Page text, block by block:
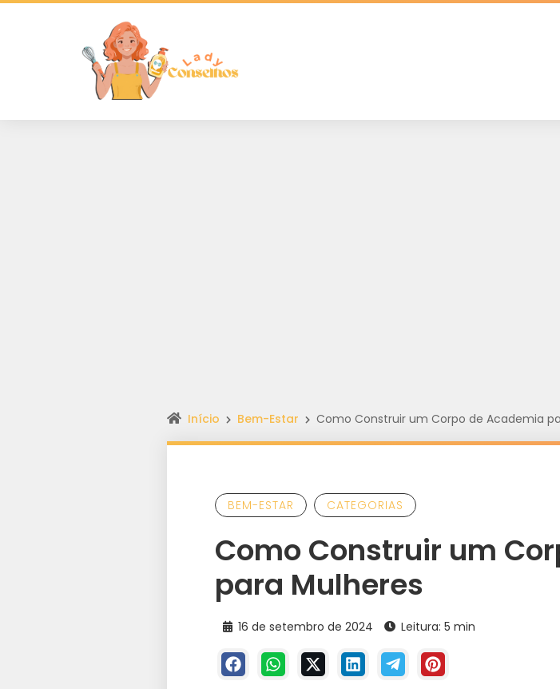
Início Bem-Estar Como Construir um Corpo de Academia
BEM-ESTAR CATEGORIAS
Como Construir um
para Mulheres
16 de setembro de 2024 Leitura: 5 min